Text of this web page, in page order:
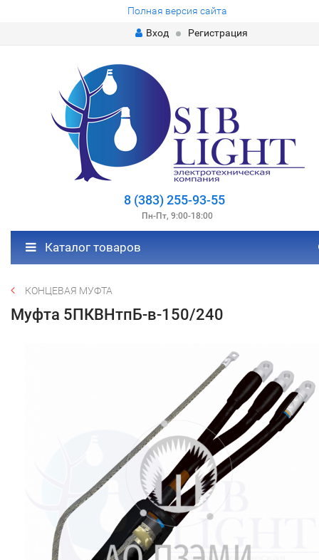
Полная версия сайта
Вход
Регистрация
8 (383) 255-93-55
Пн-Пт, 9:00-18:00
Каталог товаров
КОНЦЕВАЯ МУФТА
Муфта 5ПКВНтпБ-в-150/240